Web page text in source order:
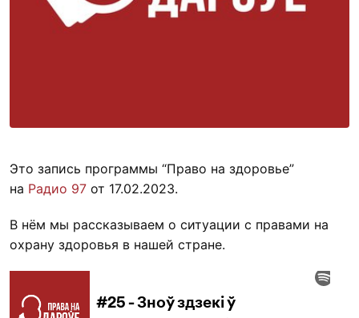
Это запись программы “Право на здоровье”
на Радио 97 от 17.02.2023.
В нём мы рассказываем о ситуации с правами на
охрану здоровья в нашей стране.